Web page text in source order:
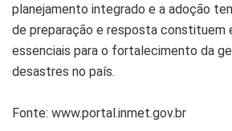
planejamento integrado e a adoção
de preparação e resposta constituem
essenciais para o fortalecimento da
desastres no país.
Fonte: www.portal.inmet.gov.br